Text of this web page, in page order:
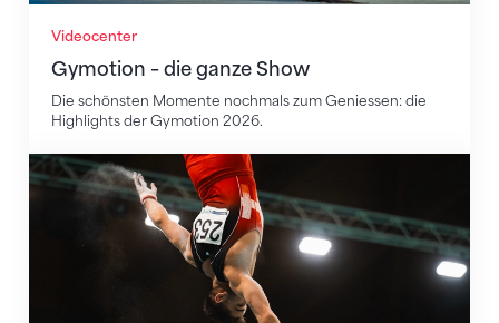
Videocenter
Gymotion – die ganze Show
Die schönsten Momente nochmals zum Geniessen: die
Highlights der Gymotion 2026.
Gezielte Förderung des Spitzensports